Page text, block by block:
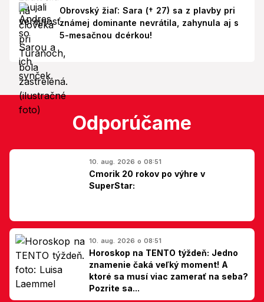
Obrovský žiaľ: Sara († 27) sa z plavby pri
známej dominante nevrátila, zahynula aj s
5-mesačnou dcérkou!
Odporúčame
10. aug. 2026 o 08:51
Cmorik 20 rokov po výhre v
SuperStar:
10. aug. 2026 o 08:51
Horoskop na TENTO týždeň: Jedno
znamenie čaká veľký moment! A
ktoré sa musí viac zamerať na seba?
Pozrite sa...